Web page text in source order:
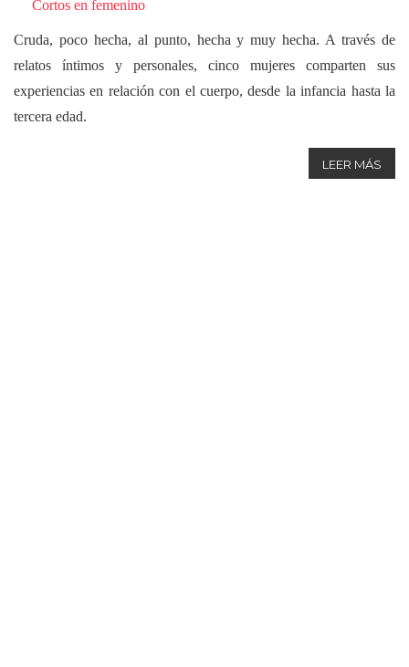
Cortos en femenino
Cruda, poco hecha, al punto, hecha y muy hecha. A través de
relatos íntimos y personales, cinco mujeres comparten sus
experiencias en relación con el cuerpo, desde la infancia hasta la
tercera edad.
LEER MÁS